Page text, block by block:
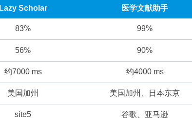
Lazy Scholar 医学文献助手
83% 99%
56% 90%
约7000 ms 约4000 ms
美国加州 美国加州、日本东京
site5 谷歌、亚马逊